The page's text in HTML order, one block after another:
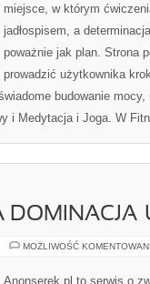
miejsce, w którym
jadłospisem, a
poważnie jak plan. Strona
prowadzić użytkownika
budowanie
i Medytacja i Joga. W
MOŻLIWOŚĆ
Anonserek.pl to serwis o